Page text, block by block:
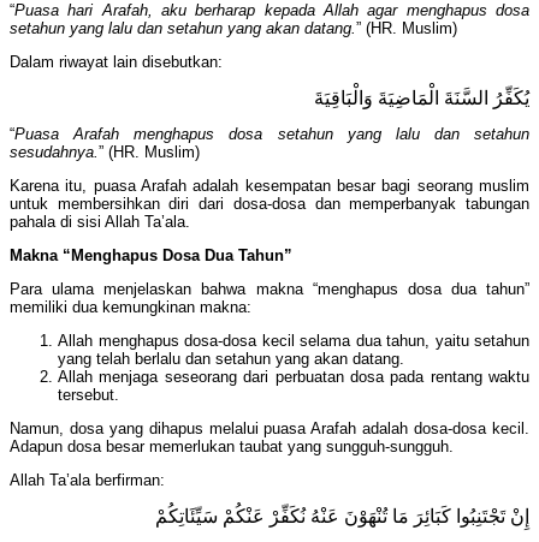
“Puasa hari Arafah, aku berharap kepada Allah agar menghapus dosa
setahun yang lalu dan setahun yang akan datang.” (HR. Muslim)
Dalam riwayat lain disebutkan:
يُكَفِّرُ السَّنَةَ الْمَاضِيَةَ وَالْبَاقِيَةَ
“Puasa Arafah menghapus dosa setahun yang lalu dan setahun
sesudahnya.” (HR. Muslim)
Karena itu, puasa Arafah adalah kesempatan besar bagi seorang muslim
untuk membersihkan diri dari dosa-dosa dan memperbanyak tabungan
pahala di sisi Allah Ta’ala.
Makna “Menghapus Dosa Dua Tahun”
Para ulama menjelaskan bahwa makna “menghapus dosa dua tahun”
memiliki dua kemungkinan makna:
Allah menghapus dosa-dosa kecil selama dua tahun, yaitu setahun
yang telah berlalu dan setahun yang akan datang.
Allah menjaga seseorang dari perbuatan dosa pada rentang waktu
tersebut.
Namun, dosa yang dihapus melalui puasa Arafah adalah dosa-dosa kecil.
Adapun dosa besar memerlukan taubat yang sungguh-sungguh.
Allah Ta’ala berfirman:
إِنْ تَجْتَنِبُوا كَبَائِرَ مَا تُنْهَوْنَ عَنْهُ نُكَفِّرْ عَنْكُمْ سَيِّئَاتِكُمْ